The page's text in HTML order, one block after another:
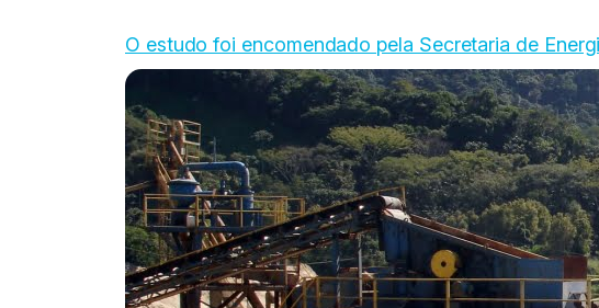
O estudo foi encomendado pela Secretaria de